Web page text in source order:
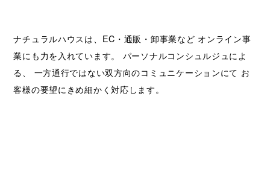
ナチュラルハウスは、EC・通販・卸事業など オンライン事
業にも力を入れています。 パーソナルコンシュルジュによ
る、 一方通行ではない双方向のコミュニケーションにて お
客様の要望にきめ細かく対応します。